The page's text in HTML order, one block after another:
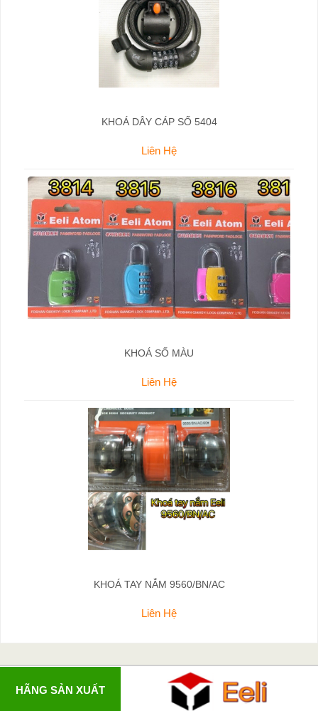
KHOÁ DÂY CÁP SỐ 5404
Liên Hệ
KHOÁ SỐ MÀU
Liên Hệ
KHOÁ TAY NẮM 9560/BN/AC
Liên Hệ
HÃNG SẢN XUẤT